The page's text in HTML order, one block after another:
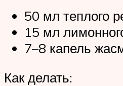
50 мл теплого
15 мл
7–8 капель
Как делать: